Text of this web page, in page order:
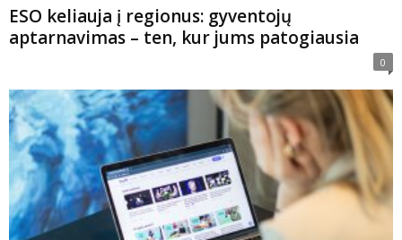
ESO keliauja į regionus: gyventojų
aptarnavimas – ten, kur jums patogiausia
0